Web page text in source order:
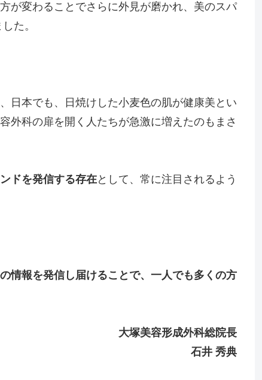
が変わることでさらに外見が磨かれ、美のスパ
た。
日本でも、日焼けした小麦色の肌が健康美とい
外科の扉を開く人たちが急激に増えたのもまさ
ドを発信する存在として、常に注目されるよう
情報を発信し届けることで、一人でも多くの方
大塚美容形成外科総院長
石井 秀典